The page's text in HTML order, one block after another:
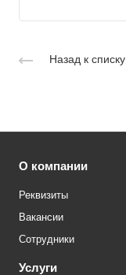
Назад к списку
О компании
Реквизиты
Вакансии
Сотрудники
Услуги